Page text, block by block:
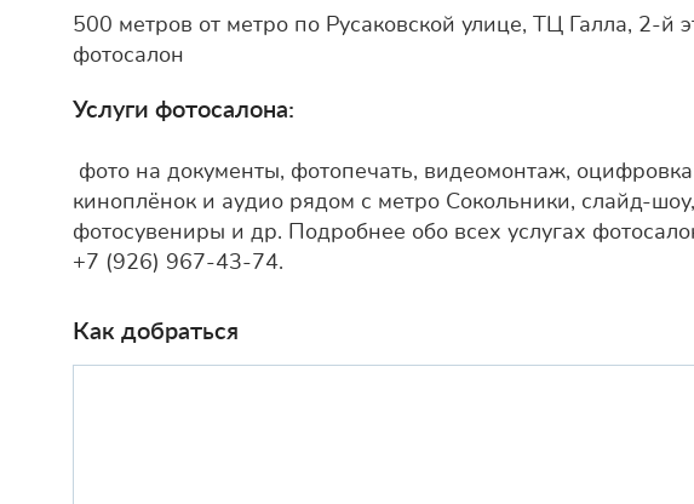
500 метров от метро по Русаковской улице, ТЦ Галла, 2-й
фотосалон
Услуги фотосалона:
фото на документы, фотопечать, видеомонтаж, оцифровка
киноплёнок и аудио рядом с метро Сокольники, слайд-
фотосувениры и др. Подробнее обо всех услугах
+7 (926) 967-43-74.
Как добраться